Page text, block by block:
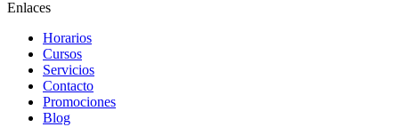
Enlaces
Horarios
Cursos
Servicios
Contacto
Promociones
Blog